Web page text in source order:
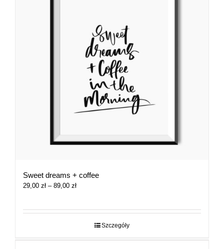
Sweet dreams + coffee
29,00 zł – 89,00 złZakres
29,00 zł
Szczegóły